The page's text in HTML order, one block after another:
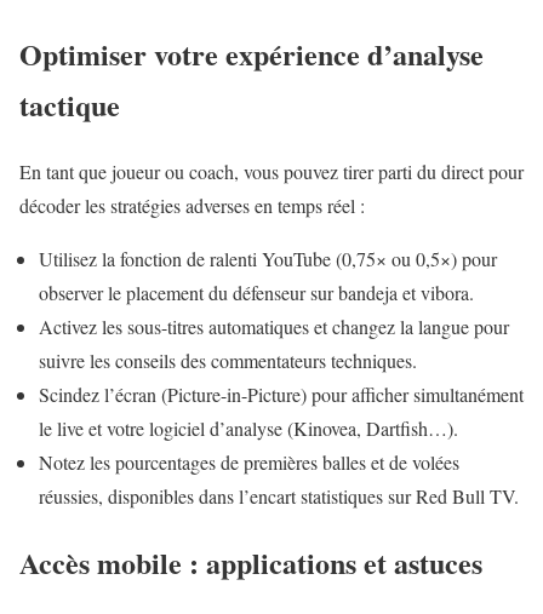
Optimiser votre expérience d’analyse
tactique
En tant que joueur ou coach, vous pouvez tirer parti du direct pour
décoder les stratégies adverses en temps réel :
Utilisez la fonction de ralenti YouTube (0,75× ou 0,5×) pour
observer le placement du défenseur sur bandeja et vibora.
Activez les sous-titres automatiques et changez la langue pour
suivre les conseils des commentateurs techniques.
Scindez l’écran (Picture-in-Picture) pour afficher simultanément
le live et votre logiciel d’analyse (Kinovea, Dartfish…).
Notez les pourcentages de premières balles et de volées
réussies, disponibles dans l’encart statistiques sur Red Bull TV.
Accès mobile : applications et astuces